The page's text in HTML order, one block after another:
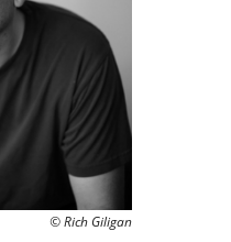
© Rich Giligan